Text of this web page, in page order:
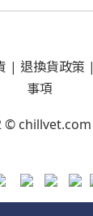
| 退換貨政策 |
事項
© chillvet.com